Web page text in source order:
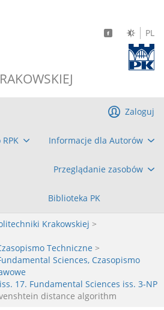
PL
Informacje dla Autorów
Przeglądanie zasobów
Biblioteka PK
Zaloguj
Krakowskiej >
Techniczne >
Sciences, Czasopismo
17. Fundamental Sciences iss. 3-NP
distance algorithm